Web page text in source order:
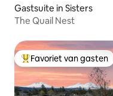
Gastsuite in Sisters
The Quail Nest
Topfavoriet van gasten
Favoriet van gasten